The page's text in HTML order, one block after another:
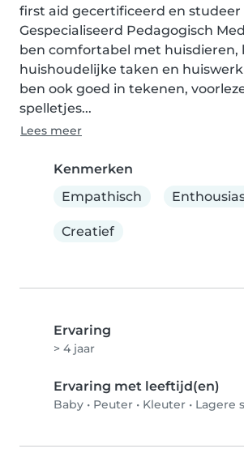
first aid gecertificeerd en studeer
Gespecialiseerd Pedagogisch
ben comfortabel met huisdieren,
huishoudelijke taken en
ben ook goed in tekenen,
spelletjes...
Lees meer
Kenmerken
Empathisch
Creatief
Ervaring
> 4 jaar
Ervaring met leeftijd(en)
Baby • Peuter • Kleuter • Lagere